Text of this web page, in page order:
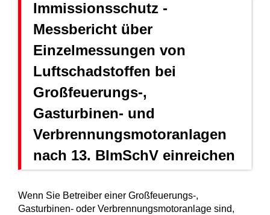
Immissionsschutz -
Messbericht über
Einzelmessungen von
Luftschadstoffen bei
Großfeuerungs-,
Gasturbinen- und
Verbrennungsmotoranlagen
nach 13. BImSchV einreichen
Wenn Sie Betreiber einer Großfeuerungs-,
Gasturbinen- oder Verbrennungsmotoranlage sind,